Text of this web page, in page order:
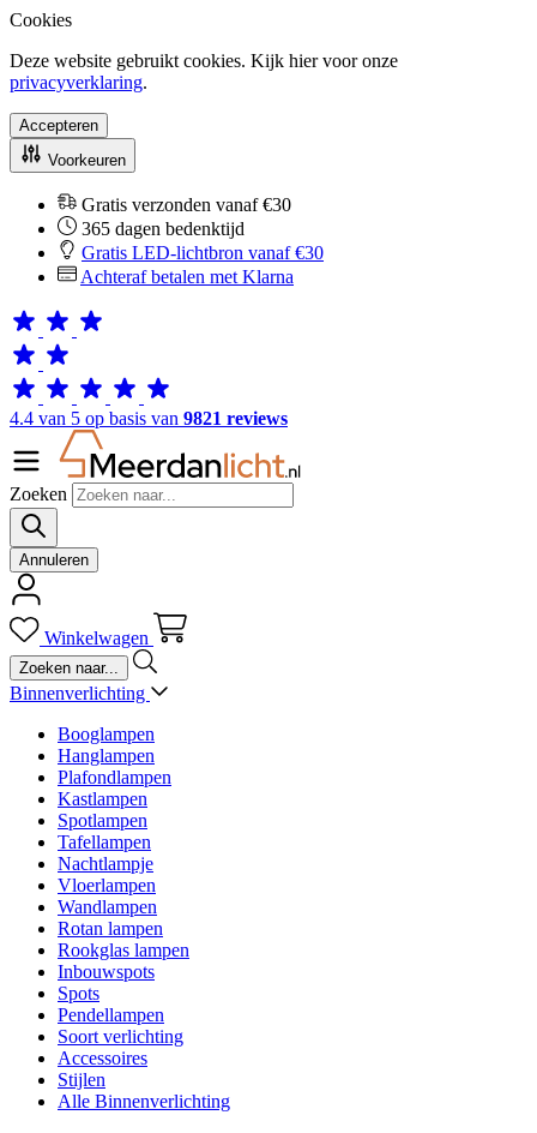
Cookies
Deze website gebruikt cookies. Kijk hier voor onze
privacyverklaring.
Accepteren
Voorkeuren
Gratis verzonden vanaf €30
365 dagen bedenktijd
Gratis LED-lichtbron vanaf €30
Achteraf betalen met Klarna
4.4 van 5 op basis van 9821 reviews
Zoeken
Annuleren
Winkelwagen
Binnenverlichting
Booglampen
Hanglampen
Plafondlampen
Kastlampen
Spotlampen
Tafellampen
Nachtlampje
Vloerlampen
Wandlampen
Rotan lampen
Rookglas lampen
Inbouwspots
Spots
Pendellampen
Soort verlichting
Accessoires
Stijlen
Alle Binnenverlichting